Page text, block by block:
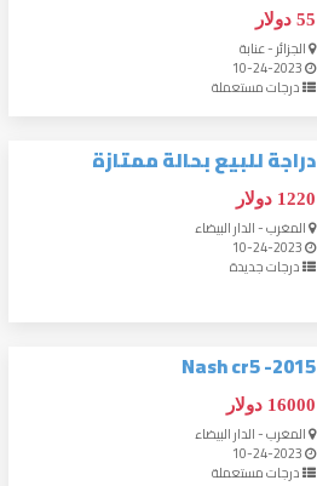
55 دولار
الجزائر - عنابة
10-24-2023
درجات مستعملة
دراجة للبيع بحالة ممتازة
1220 دولار
المغرب - الدار البيضاء
10-24-2023
درجات جديدة
Nash cr5 -2015
16000 دولار
المغرب - الدار البيضاء
10-24-2023
درجات مستعملة